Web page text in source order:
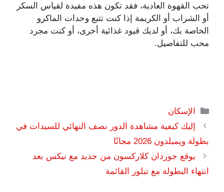
تحب القهوة العادية، فقد تكون هذه مفيدة لقياس السكر
أو الشراب أو الكريمة إذا كنت تتبع وحدات الماكرو
الخاصة بك، أو لديك قيود غذائية أخرى، أو كنت مجرد
محب للتفاصيل.
التصنيفات
الإسكان
إليك كيفية مشاهدة الدور نصف النهائي للسيدات في
بطولة ويمبلدون 2026 مجانًا
يوقع جوردان كلاركسون من جديد مع نيكس بعد
انتهاء البطولة مع تبلور القائمة